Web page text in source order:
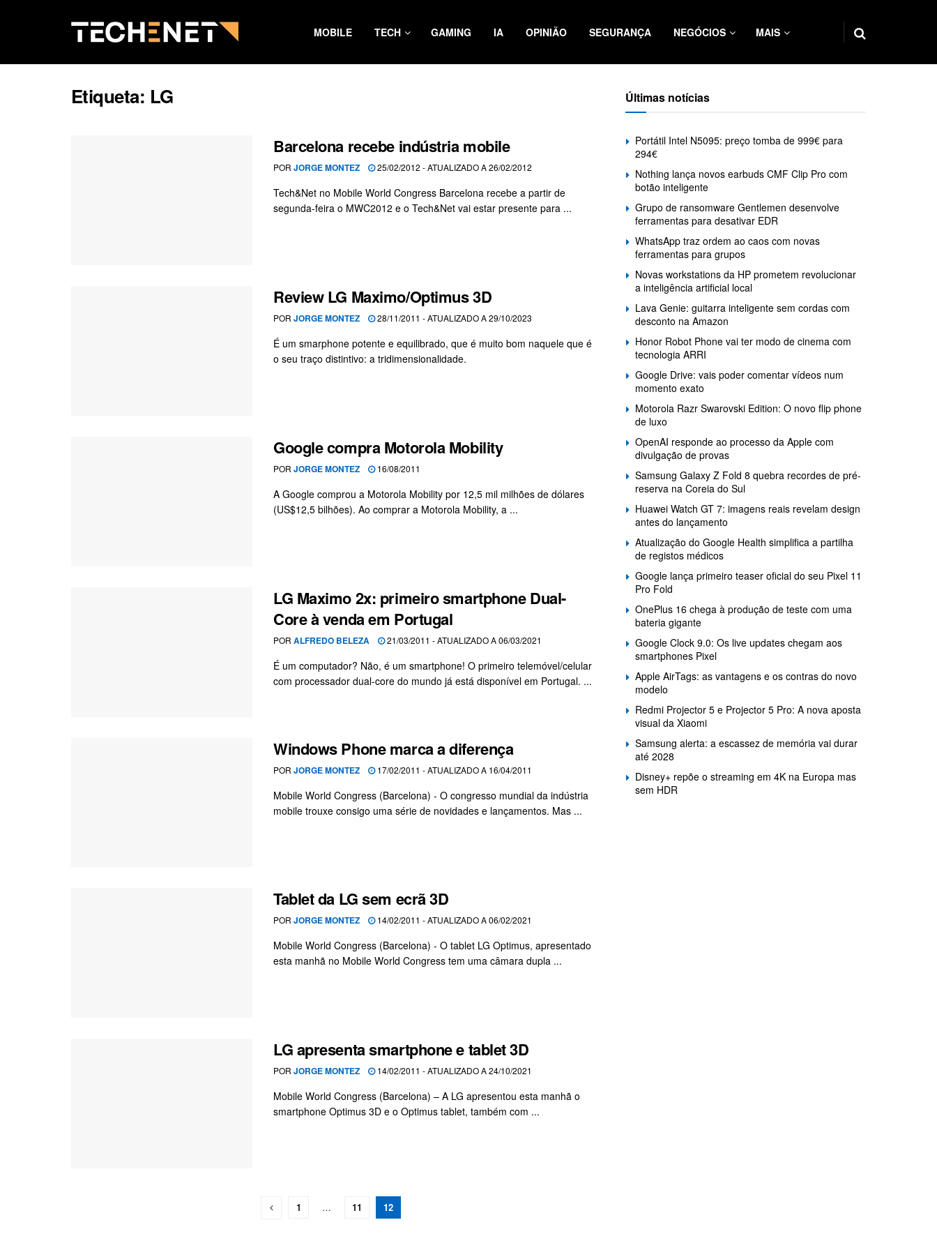
MOBILE TECH GAMING IA OPINIÃO SEGURANÇA NEGÓCIOS MAIS
Etiqueta: LG
Barcelona recebe indústria mobile
POR JORGE MONTEZ 25/02/2012 - ATUALIZADO A 26/02/2012
Tech&Net no Mobile World Congress Barcelona recebe a partir de
segunda-feira o MWC2012 e o Tech&Net vai estar presente para ...
Review LG Maximo/Optimus 3D
POR JORGE MONTEZ 28/11/2011 - ATUALIZADO A 29/10/2023
É um smarphone potente e equilibrado, que é muito bom naquele que é
o seu traço distintivo: a tridimensionalidade.
Google compra Motorola Mobility
POR JORGE MONTEZ 16/08/2011
A Google comprou a Motorola Mobility por 12,5 mil milhões de dólares
(US$12,5 bilhões). Ao comprar a Motorola Mobility, a ...
LG Maximo 2x: primeiro smartphone Dual-
Core à venda em Portugal
POR ALFREDO BELEZA 21/03/2011 - ATUALIZADO A 06/03/2021
É um computador? Não, é um smartphone! O primeiro telemóvel/celular
com processador dual-core do mundo já está disponível em Portugal. ...
Windows Phone marca a diferença
POR JORGE MONTEZ 17/02/2011 - ATUALIZADO A 16/04/2011
Mobile World Congress (Barcelona) - O congresso mundial da indústria
mobile trouxe consigo uma série de novidades e lançamentos. Mas ...
Tablet da LG sem ecrã 3D
POR JORGE MONTEZ 14/02/2011 - ATUALIZADO A 06/02/2021
Mobile World Congress (Barcelona) - O tablet LG Optimus, apresentado
esta manhã no Mobile World Congress tem uma câmara dupla ...
LG apresenta smartphone e tablet 3D
POR JORGE MONTEZ 14/02/2011 - ATUALIZADO A 24/10/2021
Mobile World Congress (Barcelona) – A LG apresentou esta manhã o
smartphone Optimus 3D e o Optimus tablet, também com ...
1 … 11 12
Últimas notícias
Portátil Intel N5095: preço tomba de 999€ para
294€
Nothing lança novos earbuds CMF Clip Pro com
botão inteligente
Grupo de ransomware Gentlemen desenvolve
ferramentas para desativar EDR
WhatsApp traz ordem ao caos com novas
ferramentas para grupos
Novas workstations da HP prometem revolucionar
a inteligência artificial local
Lava Genie: guitarra inteligente sem cordas com
desconto na Amazon
Honor Robot Phone vai ter modo de cinema com
tecnologia ARRI
Google Drive: vais poder comentar vídeos num
momento exato
Motorola Razr Swarovski Edition: O novo flip phone
de luxo
OpenAI responde ao processo da Apple com
divulgação de provas
Samsung Galaxy Z Fold 8 quebra recordes de pré-
reserva na Coreia do Sul
Huawei Watch GT 7: imagens reais revelam design
antes do lançamento
Atualização do Google Health simplifica a partilha
de registos médicos
Google lança primeiro teaser oficial do seu Pixel 11
Pro Fold
OnePlus 16 chega à produção de teste com uma
bateria gigante
Google Clock 9.0: Os live updates chegam aos
smartphones Pixel
Apple AirTags: as vantagens e os contras do novo
modelo
Redmi Projector 5 e Projector 5 Pro: A nova aposta
visual da Xiaomi
Samsung alerta: a escassez de memória vai durar
até 2028
Disney+ repõe o streaming em 4K na Europa mas
sem HDR